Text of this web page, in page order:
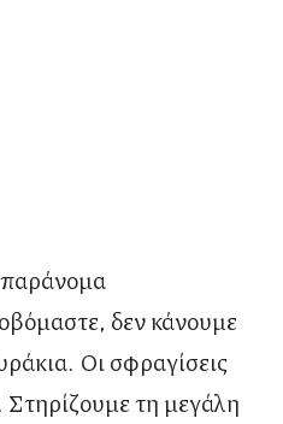
δεν κάνουμε
Οι σφραγίσεις
Στηρίζουμε τη μεγάλη